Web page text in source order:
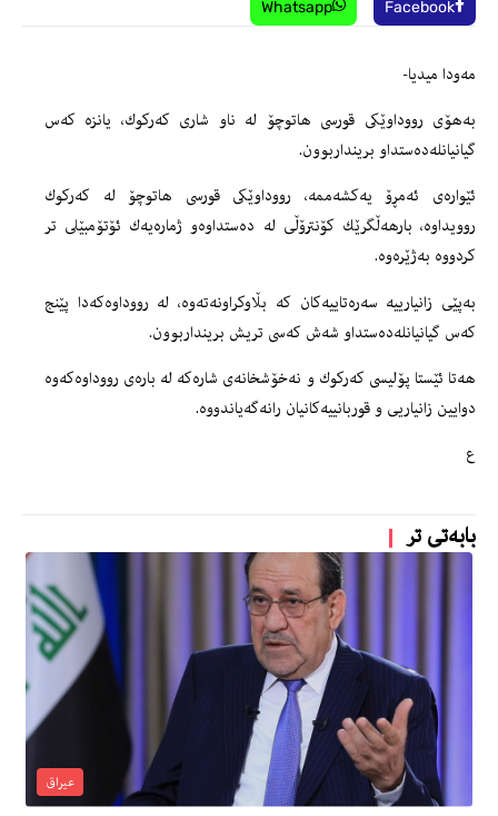
Facebook
Whatsapp
مه‌ودا میدیا-
به‌هۆى رووداوێكى قورسى هاتوچۆ له‌ ناو شارى كه‌ركوك، یانزه‌ كه‌س
گیانیانله‌ده‌ستداو برینداربوون.
ئێواره‌ى ئه‌مڕۆ یه‌كشه‌ممه‌، رووداوێكى قورسى هاتوچۆ له‌ كه‌ركوك
روویداوه‌، بارهه‌ڵگرێك كۆنترۆڵى له‌ ده‌ستداوه‌و ژماره‌یه‌ك ئۆتۆمبێلى تر
كردووه‌ به‌ژێره‌وه‌.
به‌پێى زانیارییه‌ سه‌ره‌تاییه‌كان كه‌ بڵاوكراونه‌ته‌وه‌، له‌ رووداوه‌كه‌دا پێنج
كه‌س گیانیانله‌ده‌ستداو شه‌ش كه‌سى تریش برینداربوون.
هه‌تا ئێستا پۆلیسى كه‌ركوك و نه‌خۆشخانه‌ى شاره‌كه‌ له‌ باره‌ى رووداوه‌كه‌وه‌
دوایین زانیاریی و قوربانییه‌كانیان رانه‌گه‌یاندووه‌.
ع
بابەتی تر
عیراق